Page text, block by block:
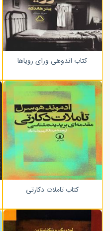
کتاب اندوهی ورای رویاها
کتاب تاملات دکارتی